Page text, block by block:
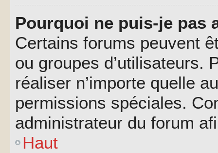
Pourquoi ne puis-je pas
Certains forums peuvent
ou groupes d’utilisateurs.
réaliser n’importe quelle
permissions spéciales.
administrateur du forum
Haut